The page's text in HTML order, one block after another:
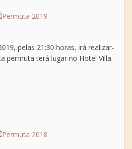
pelas 21:30 horas, irá realizar-
permuta terá lugar no Hotel Villa